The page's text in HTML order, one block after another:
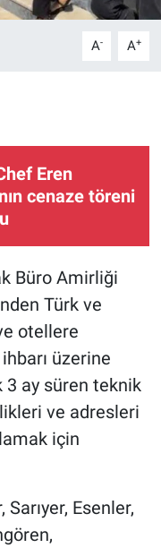
A- A+
Eren
cenaze töreni
Büro Amirliği
Türk ve
otellere
üzerine
3 ay süren teknik
ve adresleri
için
Sarıyer, Esenler,